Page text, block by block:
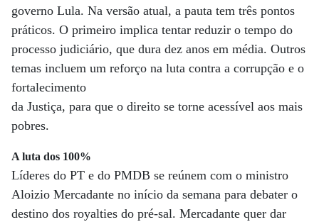
governo Lula. Na versão atual, a pauta tem três pontos
práticos. O primeiro implica tentar reduzir o tempo do
processo judiciário, que dura dez anos em média. Outros
temas incluem um reforço na luta contra a corrupção e o
fortalecimento
da Justiça, para que o direito se torne acessível aos mais
pobres.
A luta dos 100%
Líderes do PT e do PMDB se reúnem com o ministro
Aloizio Mercadante no início da semana para debater o
destino dos royalties do pré-sal. Mercadante quer dar